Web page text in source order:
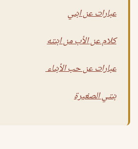
عبارات عن ابني
كلام عن الأب من ابنته
عبارات عن حب الأبناء
بنتي الصغيرة